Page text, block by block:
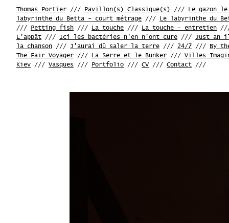
Thomas Portier /// Pavillon(s) Classique(s) ///
Le gazon
labyrinthe du Betta - court métrage ///
Le labyrinthe du
///
Petting fish /// La touche /// La touche - entretien
L'appât /// Ici les bactéries n'en n'ont cure /// Just an
la chanson /// J'aurai dû saler la terre /// 24/7 ///
By
The Fair Voyager /// La Serre et le Bunker /// Villes
Kiev /// Vasques /// Portfolio /// CV /// Contact ///